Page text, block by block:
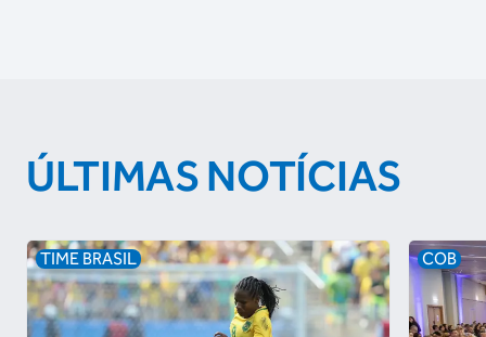
ÚLTIMAS NOTÍCIAS
TIME BRASIL COB